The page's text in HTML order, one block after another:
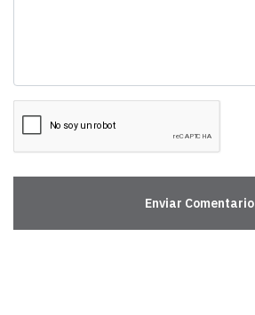
Enviar Comentario